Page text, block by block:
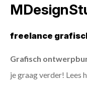
freelance
Grafisch
je graag verder! Lees